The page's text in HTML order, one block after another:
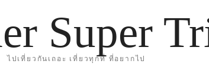
Super
ไปเที่ยวกันเถอะ เที่ยวทุกที่ ที่อยากไป